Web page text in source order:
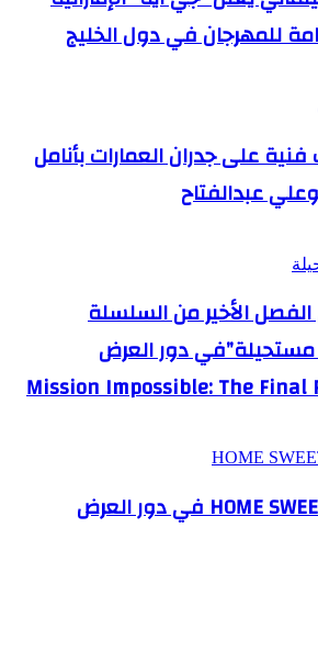
للمهرجان في دول الخليج
على جدران العمارات بأنامل
عبدالفتاح
الأخير من السلسلة
دور العرض
HOME SWEET HOME: REBIRTH في دور العرض